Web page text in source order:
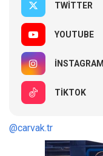
TWITTER
YOUTUBE
INSTAGRAM
TIKTOK
@carvak.tr